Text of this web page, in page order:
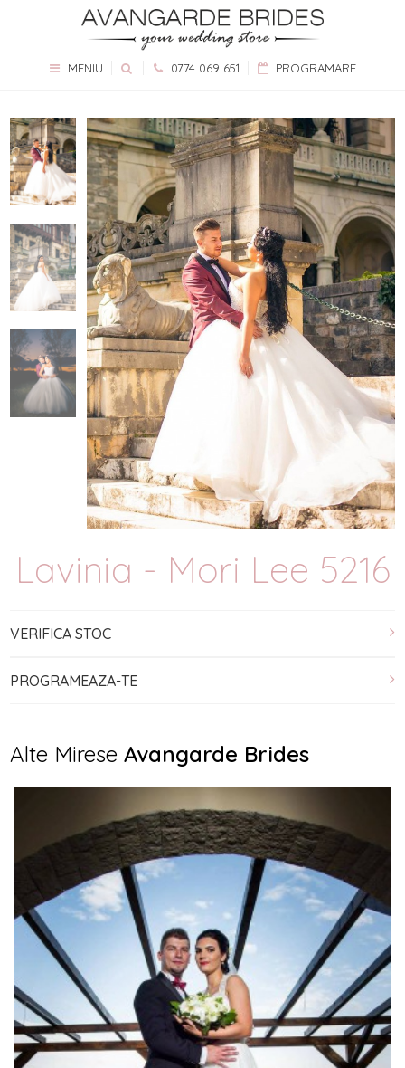
MENIU 0774 069 651 PROGRAMARE
Lavinia - Mori Lee 5216
VERIFICA STOC
PROGRAMEAZA-TE
Alte MireseAvangarde Brides